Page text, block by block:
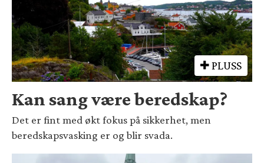
PLUSS
Kan sang være beredskap?
Det er fint med økt fokus på sikkerhet, men
beredskapsvasking er og blir svada.